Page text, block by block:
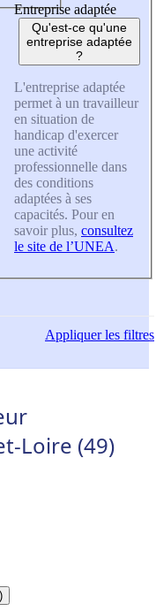
Entreprise adaptée
Qu'est-ce qu'une
entreprise adaptée
?
L'entreprise adaptée
permet à un travailleur
en situation de
handicap d'exercer
une activité
professionnelle dans
des conditions
adaptées à ses
capacités. Pour en
savoir plus, consultez
le site de l’UNEA.
Appliquerles filtres
Loire (49)